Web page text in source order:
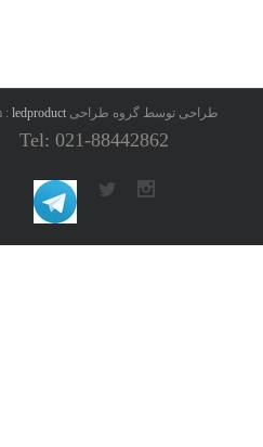
طراحی توسط گروه طراحی led4m :ledproduct
Tel: 021-88442862